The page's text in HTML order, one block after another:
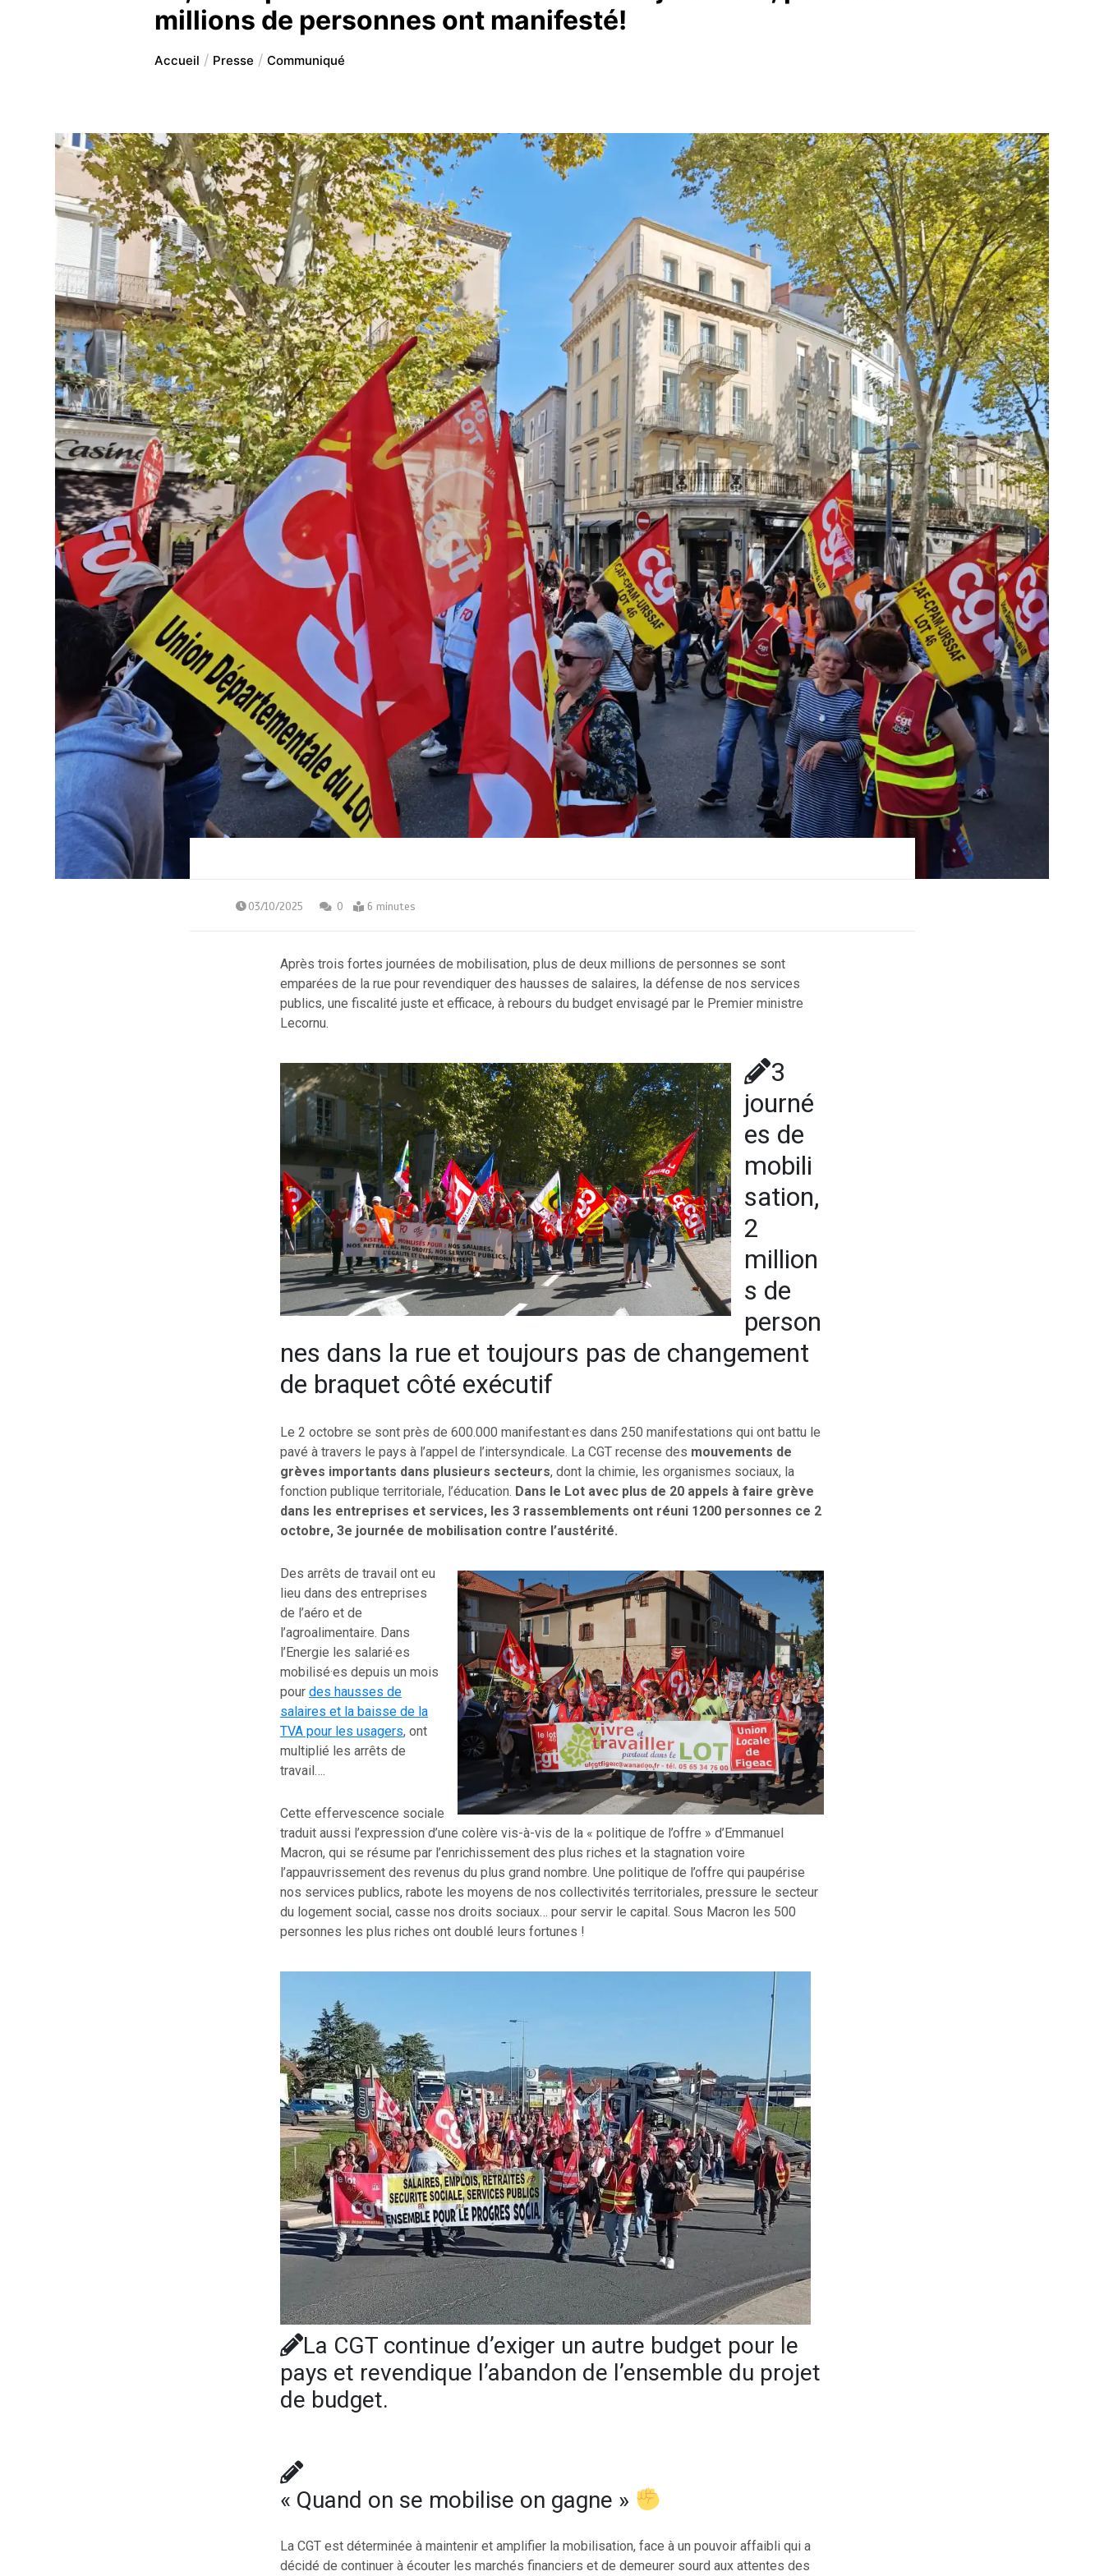
millions de personnes ont manifesté!
Accueil Presse Communiqué
03/10/2025 0 6 minutes
Après trois fortes journées de mobilisation, plus de deux millions de personnes se sont
emparées de la rue pour revendiquer des hausses de salaires, la défense de nos services
publics, une fiscalité juste et efficace, à rebours du budget envisagé par le Premier ministre
Lecornu.
3
journé
es de
mobili
sation,
2
million
s de
person
nes dans la rue et toujours pas de changement
de braquet côté exécutif
Le 2 octobre se sont près de 600.000 manifestant·es dans 250 manifestations qui ont battu le
pavé à travers le pays à l’appel de l’intersyndicale. La CGT recense des mouvements de
grèves importants dans plusieurs secteurs, dont la chimie, les organismes sociaux, la
fonction publique territoriale, l’éducation. Dans le Lot avec plus de 20 appels à faire grève
dans les entreprises et services, les 3 rassemblements ont réuni 1200 personnes ce 2
octobre, 3e journée de mobilisation contre l’austérité.
Des arrêts de travail ont eu
lieu dans des entreprises
de l’aéro et de
l’agroalimentaire. Dans
l’Energie les salarié·es
mobilisé·es depuis un mois
pour des hausses de
salaires et la baisse de la
TVA pour les usagers, ont
multiplié les arrêts de
travail….
Cette effervescence sociale
traduit aussi l’expression d’une colère vis-à-vis de la « politique de l’offre » d’Emmanuel
Macron, qui se résume par l’enrichissement des plus riches et la stagnation voire
l’appauvrissement des revenus du plus grand nombre. Une politique de l’offre qui paupérise
nos services publics, rabote les moyens de nos collectivités territoriales, pressure le secteur
du logement social, casse nos droits sociaux… pour servir le capital. Sous Macron les 500
personnes les plus riches ont doublé leurs fortunes !
La CGT continue d’exiger un autre budget pour le
pays et revendique l’abandon de l’ensemble du projet
de budget.
« Quand on se mobilise on gagne »
La CGT est déterminée à maintenir et amplifier la mobilisation, face à un pouvoir affaibli qui a
décidé de continuer à écouter les marchés financiers et de demeurer sourd aux attentes des